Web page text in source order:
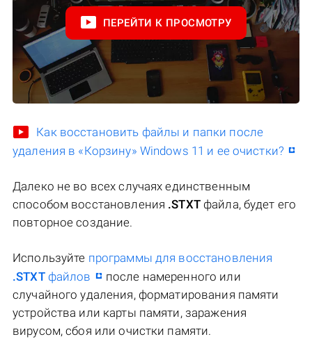
ПЕРЕЙТИ К ПРОСМОТРУ
Как восстановить файлы и папки после
удаления в «Корзину» Windows 11 и ее очистки?
Далеко не во всех случаях единственным
способом восстановления .STXTфайла, будет его
повторное создание.
Используйте программы для восстановления
.STXTфайлов
после намеренного или
случайного удаления, форматирования памяти
устройства или карты памяти, заражения
вирусом, сбоя или очистки памяти.